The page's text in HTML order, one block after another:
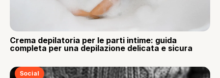
Crema depilatoria per le parti intime: guida
completa per una depilazione delicata e sicura
Social